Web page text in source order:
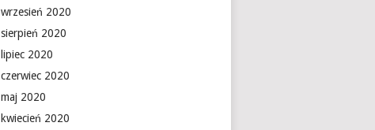
wrzesień 2020
sierpień 2020
lipiec 2020
czerwiec 2020
maj 2020
kwiecień 2020